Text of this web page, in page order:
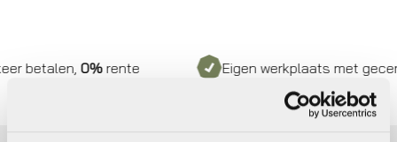
betalen,0%rente Eigen werkplaats met